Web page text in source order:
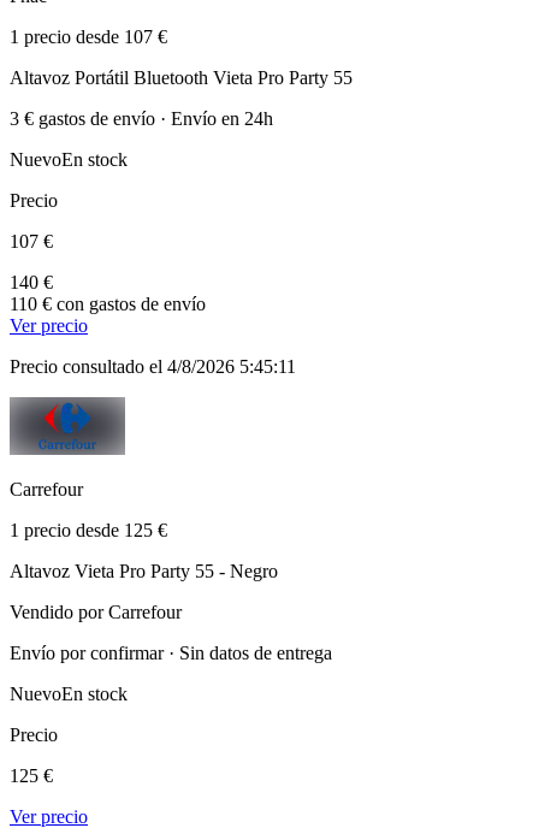
1 precio desde 107 €
Altavoz Portátil Bluetooth Vieta Pro Party 55
3 € gastos de envío · Envío en 24h
NuevoEn stock
Precio
107 €
140 €
110 € con gastos de envío
Ver precio
Precio consultado el 4/8/2026 5:45:11
Carrefour
1 precio desde 125 €
Altavoz Vieta Pro Party 55 - Negro
Vendido por Carrefour
Envío por confirmar · Sin datos de entrega
NuevoEn stock
Precio
125 €
Ver precio